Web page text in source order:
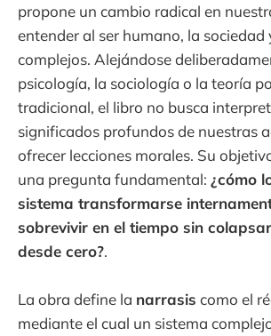
propone un cambio radical en
entender al ser humano, la sociedad
complejos. Alejándose
psicología, la sociología o la teoría
tradicional, el libro no busca
significados profundos de nuestras
ofrecer lecciones morales. Su
una pregunta fundamental: ¿cómo
sistema transformarse
sobrevivir en el tiempo sin
desde cero?.
La obra define la narrasis como el
mediante el cual un sistema